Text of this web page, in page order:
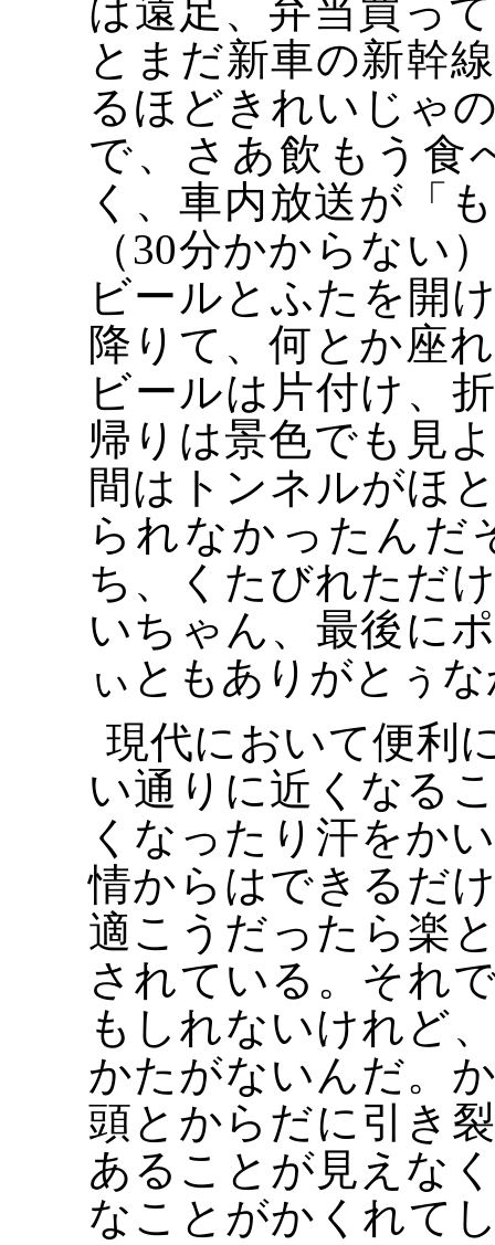
は遠足、弁当買っ
とまだ新車の新幹
るほどきれいじゃ
で、さあ飲もう食
く、車内放送が「
（30分かからない
ビールとふたを開
降りて、何とか座
ビールは片付け、
帰りは景色でも見
間はトンネルがほ
られなかったんだ
ち、くたびれただ
いちゃん、最後に
ぃともありがとぅ
現代において便利
い通りに近くなる
くなったり汗をか
情からはできるだ
適こうだったら楽
されている。それ
もしれないけれど
かたがないんだ。
頭とからだに引き
あることが見えな
なことがかくれて